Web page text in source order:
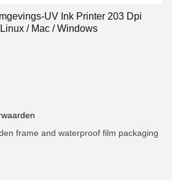
UV Ink Printer 203 Dpi
/ Mac / Windows
frame and waterproof film packaging